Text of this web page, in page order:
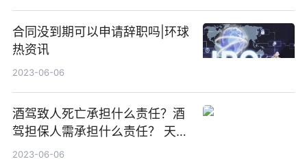
合同没到期可以申请辞职吗|环球
热资讯
2023-06-06
酒驾致人死亡承担什么责任？酒
驾担保人需承担什么责任？ 天天
快报
2023-06-06